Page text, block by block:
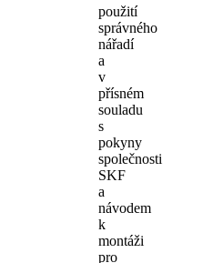
použití
správného
nářadí
a
v
přísném
souladu
s
pokyny
společnosti
SKF
a
návodem
k
montáži
pro